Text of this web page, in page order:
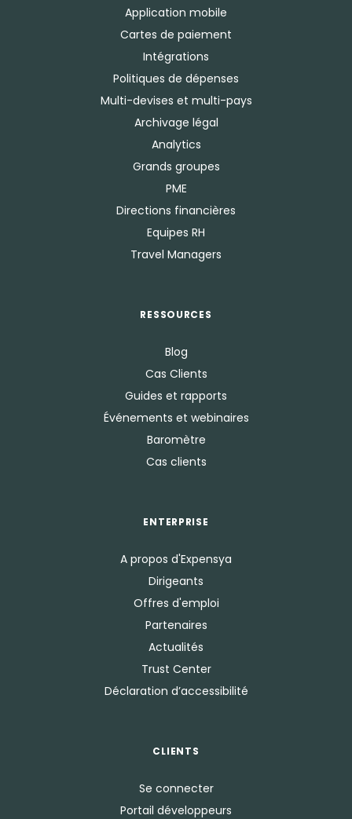
Application mobile
Cartes de paiement
Intégrations
Politiques de dépenses
Multi-devises et multi-pays
Archivage légal
Analytics
Grands groupes
PME
Directions financières
Equipes RH
Travel Managers
RESSOURCES
Blog
Cas Clients
Guides et rapports
Événements et webinaires
Baromètre
Cas clients
ENTERPRISE
A propos d'Expensya
Dirigeants
Offres d'emploi
Partenaires
Actualités
Trust Center
Déclaration d’accessibilité
CLIENTS
Se connecter
Portail développeurs